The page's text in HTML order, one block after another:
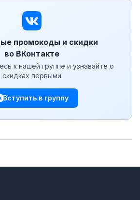
промокоды и скидки
во ВКонтакте
к нашей группе и узнавайте о
скидках первыми
Вступить в группу